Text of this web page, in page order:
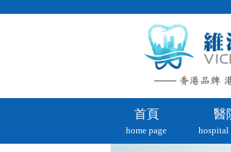
首頁
home page
醫